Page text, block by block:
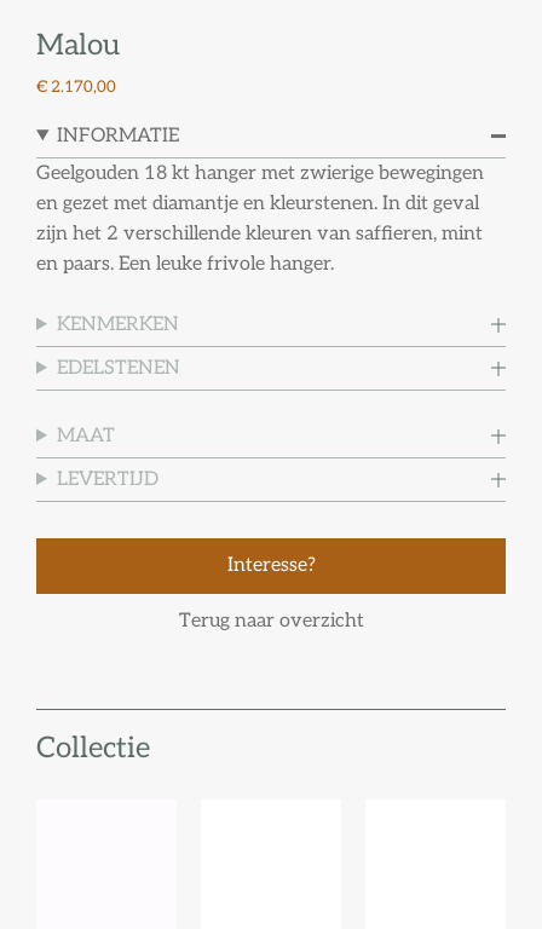
Malou
€ 2.170,00
INFORMATIE
Geelgouden 18 kt hanger met zwierige bewegingen
en gezet met diamantje en kleurstenen. In dit geval
zijn het 2 verschillende kleuren van saffieren, mint
en paars. Een leuke frivole hanger.
KENMERKEN
EDELSTENEN
MAAT
LEVERTIJD
Interesse?
Terug naar overzicht
Collectie